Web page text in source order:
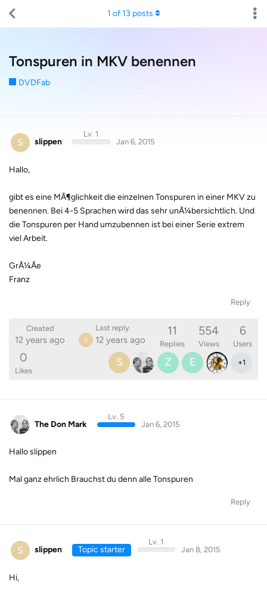
Tonspuren in MKV benennen
DVDFab
1 of13 posts
S slippen
Lv. 1
Jan 6, 2015
Hallo,
gibt es eine MÃ¶glichkeit die einzelnen Tonspuren in einer MKV zu
benennen. Bei 4-5 Sprachen wird das sehr unÃ¼bersichtlich. Und
die Tonspuren per Hand umzubennen ist bei einer Serie extrem
viel Arbeit.
GrÃ¼Ãe
Franz
Reply
Created
12 years ago
Last reply
S 12 years ago
11
Replies
554
Views
6
Users
0
Likes
S Z E +1
The Don Mark
Lv. 5
Jan 6, 2015
Hallo slippen
Mal ganz ehrlich Brauchst du denn alle Tonspuren
Reply
S slippen Topic starter
Lv. 1
Jan 8, 2015
Hi,